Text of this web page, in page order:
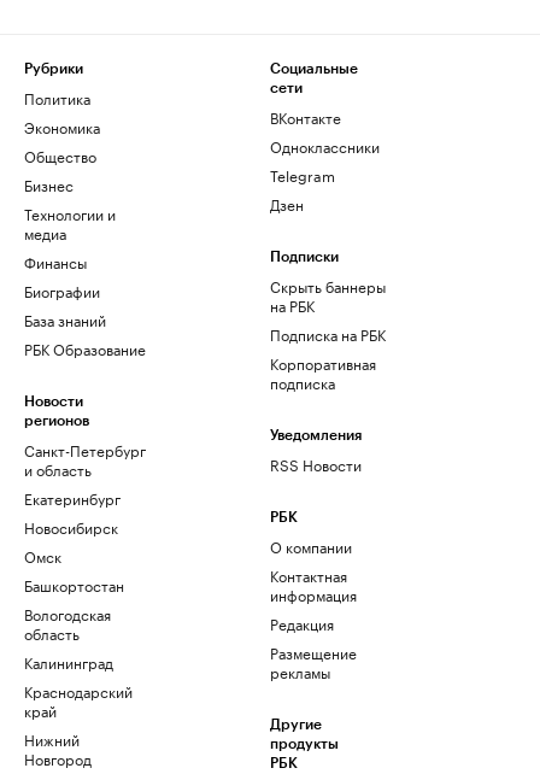
Рубрики
Политика
Экономика
Общество
Бизнес
Технологии и
медиа
Финансы
Биографии
База знаний
РБК Образование
Новости
регионов
Санкт-Петербург
и область
Екатеринбург
Новосибирск
Омск
Башкортостан
Вологодская
область
Калининград
Краснодарский
край
Нижний
Новгород
Социальные
сети
ВКонтакте
Одноклассники
Telegram
Дзен
Подписки
Скрыть баннеры
на РБК
Подписка на РБК
Корпоративная
подписка
Уведомления
RSS Новости
РБК
О компании
Контактная
информация
Редакция
Размещение
рекламы
Другие
продукты
РБК